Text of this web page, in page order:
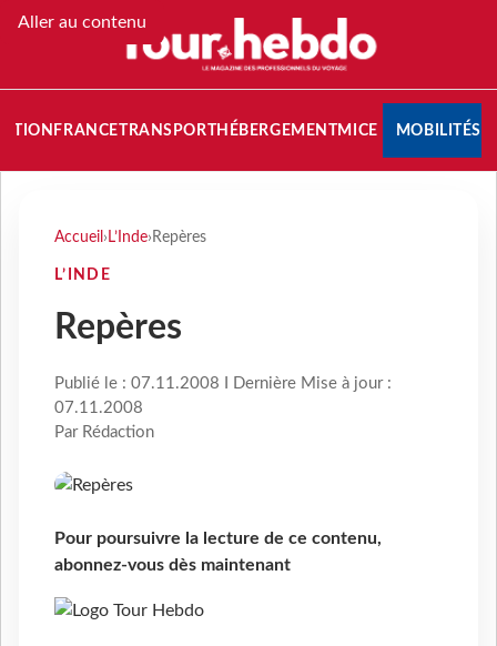
Aller au contenu
FRANCETRANSPORT HÉBERGEMENTMICE MOBILITÉS
Accueil › L’Inde› Repères
L’INDE
Repères
Publié le : 07.11.2008 I Dernière Mise à jour :
07.11.2008
Par Rédaction
Pour poursuivre la lecture de ce contenu,
abonnez-vous dès maintenant